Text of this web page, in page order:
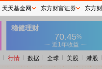
行情 数据 全球 美股 港股
天天基金网 东方财富证券 东方